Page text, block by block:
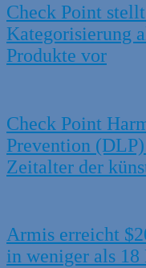
Check Point
Kategorisierung
Produkte vor
Check Point
Prevention
Zeitalter der
Armis erreicht
in weniger als 18